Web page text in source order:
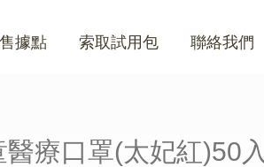
據點 索取試用包 聯絡我們
療口罩(太妃紅)50入